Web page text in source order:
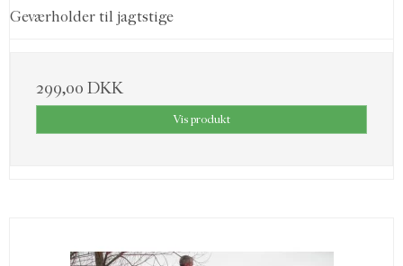
Geværholder til jagtstige
299,00 DKK
Vis produkt